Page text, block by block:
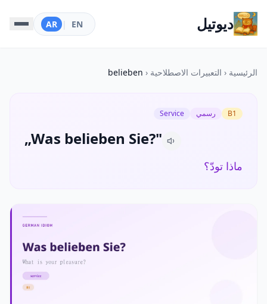
ديوتيل EN
|
AR
الرئيسية ‹ التعبيرات الاصطلاحية ‹
belieben
B1 رسمي Service
„Was belieben Sie?"
ماذا تودّ؟